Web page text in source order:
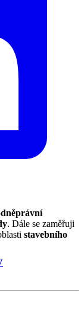
. Dále se zaměřuji
stavebního